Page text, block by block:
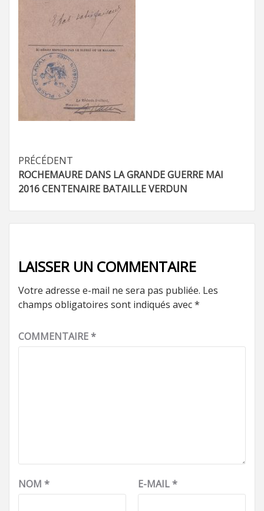
Navigation
d’article
PRÉCÉDENT
ROCHEMAURE DANS LA GRANDE GUERRE MAI
2016 CENTENAIRE BATAILLE VERDUN
LAISSER UN COMMENTAIRE
Votre adresse e-mail ne sera pas publiée. Les
champs obligatoires sont indiqués avec*
COMMENTAIRE*
NOM * E-MAIL*